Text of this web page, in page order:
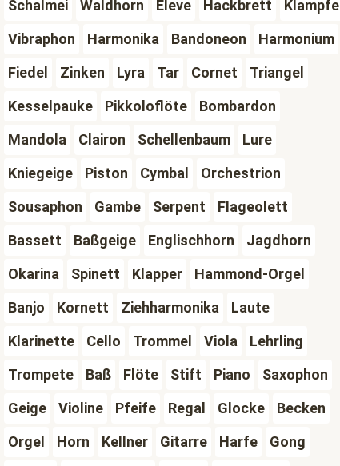
Schalmei Waldhorn Eleve Hackbrett
Klampfe
Vibraphon
Harmonika Bandoneon
Harmonium
Fiedel
Zinken Lyra Tar Cornet
Triangel
Kesselpauke
Pikkoloflöte
Bombardon
Mandola
Clairon Schellenbaum
Lure
Kniegeige
Piston Cymbal
Orchestrion
Sousaphon
Gambe Serpent
Flageolett
Bassett
Baßgeige Englischhorn
Jagdhorn
Okarina
Spinett Klapper
Hammond-Orgel
Banjo
Kornett Ziehharmonika
Laute
Klarinette
Cello Trommel Viola
Lehrling
Trompete
Baß Flöte Stift Piano
Saxophon
Geige
Violine Pfeife Regal Glocke
Becken
Orgel
Horn Kellner Gitarre Harfe
Gong